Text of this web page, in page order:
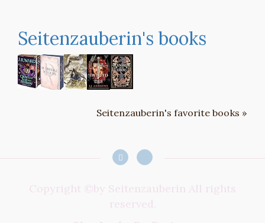
Seitenzauberin's books
Seitenzauberin's favorite books »
Copyright ©by Seitenzauberin All rights
reserved.